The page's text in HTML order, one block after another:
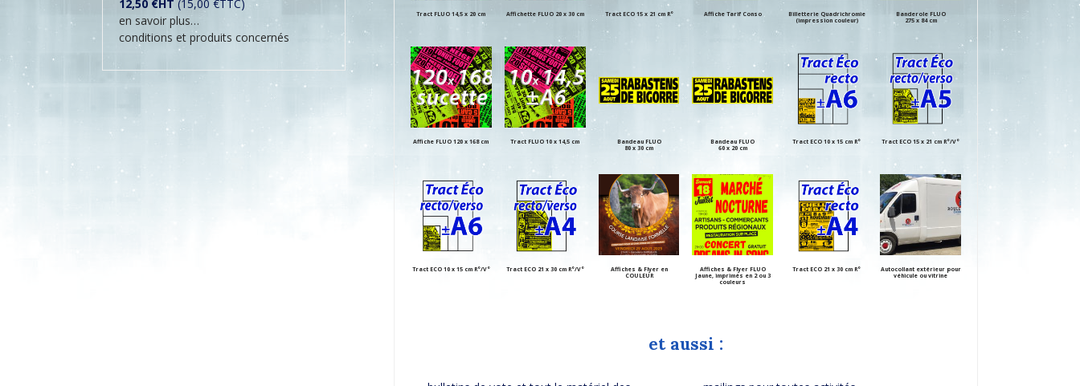
Tract FLUO 14,5 x 20 cm Affichette FLUO 20 x 30 cm Tract ECO 15 x 21 cm R° Affiche Tarif Conso
Billetterie Quadrichromie
(impression couleur)
Banderole FLUO
275 x 84 cm
Affiche FLUO 120 x 168 cm Tract FLUO 10 x 14,5 cm
Bandeau FLUO
80 x 30 cm
Bandeau FLUO
60 x 20 cm
Tract ECO 10 x 15 cm R° Tract ECO 15 x 21 cm R°/V°
Tract ECO 10 x 15 cm R°/V° Tract ECO 21 x 30 cm R°/V°
Affiches & Flyer en
COULEUR
Affiches & Flyer FLUO
Jaune, imprimés en 2 ou 3
couleurs
Tract ECO 21 x 30 cm R°
Autocollant extérieur pour
véhicule ou vitrine
et aussi :
12,50 €HT (15,00 €TTC)
en savoir plus…
conditions et produits concernés